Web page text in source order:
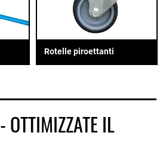
Rotelle piroettanti
- OTTIMIZZATE IL